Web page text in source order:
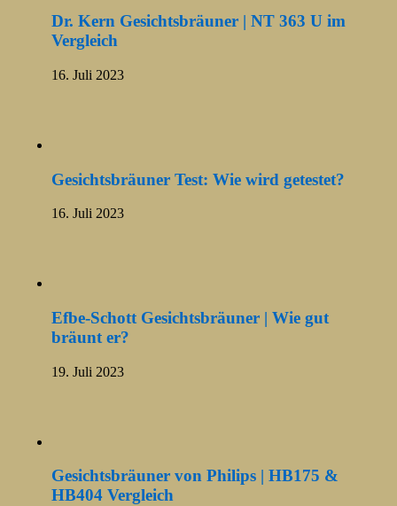
Dr. Kern Gesichtsbräuner | NT 363 U im
Vergleich
16. Juli 2023
Gesichtsbräuner Test: Wie wird getestet?
16. Juli 2023
Efbe-Schott Gesichtsbräuner | Wie gut
bräunt er?
19. Juli 2023
Gesichtsbräuner von Philips | HB175 &
HB404 Vergleich